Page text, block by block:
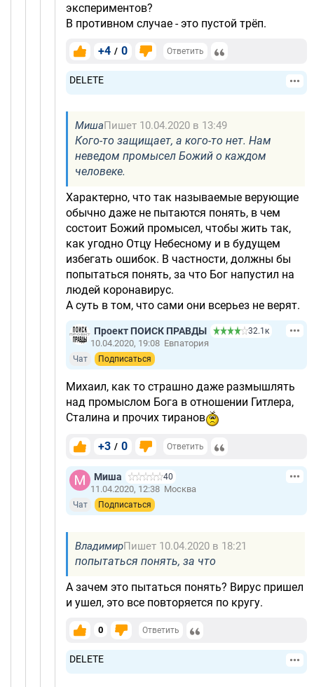
экспериментов?
В противном случае - это пустой трёп.
+4 / 0 Ответить
DELETE
МишаПишет 10.04.2020 в 13:49
Кого-то защищает, а кого-то нет. Нам
неведом промысел Божий о каждом
человеке.
Характерно, что так называемые верующие
обычно даже не пытаются понять, в чем
состоит Божий промысел, чтобы жить так,
как угодно Отцу Небесному и в будущем
избегать ошибок. В частности, должны бы
попытаться понять, за что Бог напустил на
людей коронавирус.
А суть в том, что сами они всерьез не верят.
Проект ПОИСК ПРАВДЫ 32.1к
10.04.2020, 19:08 Евпатория
Чат Подписаться
Михаил, как то страшно даже размышлять
над промыслом Бога в отношении Гитлера,
Сталина и прочих тиранов
+3 / 0 Ответить
Миша 40
11.04.2020, 12:38 Москва
Чат Подписаться
ВладимирПишет 10.04.2020 в 18:21
попытаться понять, за что
А зачем это пытаться понять? Вирус пришел
и ушел, это все повторяется по кругу.
0 Ответить
DELETE